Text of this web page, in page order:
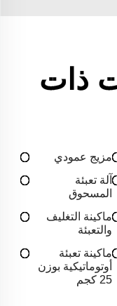
ذات
مزيج عمودي
آلة تعبئة
المسحوق
ماكينة التغليف
والتعبئة
ماكينة تعبئة
أوتوماتيكية بوزن
25 كجم